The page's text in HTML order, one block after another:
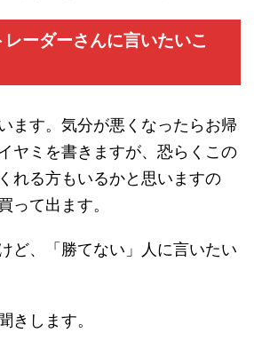
ーダーさんに言いたいこ
ます。気分が悪くなったらお帰
ヤミを書きますが、恐らくこの
れる方もいるかと思いますの
って出ます。
ど、「勝てない」人に言いたい
きします。